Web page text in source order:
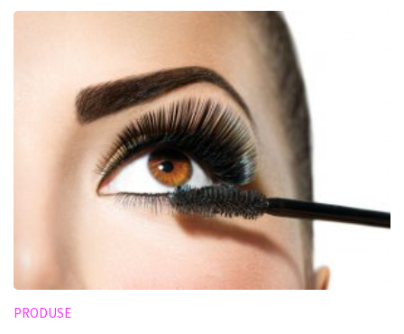
PRODUSE